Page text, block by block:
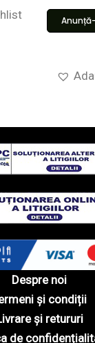
Despre noi
și condiții
și retururi
de